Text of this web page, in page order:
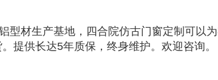
材生产基地，四合院仿古门窗定制可以
提供长达5年质保，终身维护。欢迎咨询。